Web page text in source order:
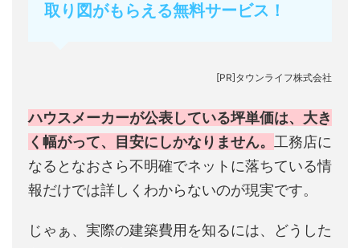
取り図がもらえる無料サービス！
[PR]タウンライフ株式会社
ハウスメーカーが公表している坪単価は、大き
く幅がって、目安にしかなりません。 工務店に
なるとなおさら不明確でネットに落ちている情
報だけでは詳しくわからないのが現実です。
じゃぁ、実際の建築費用を知るには、どうした